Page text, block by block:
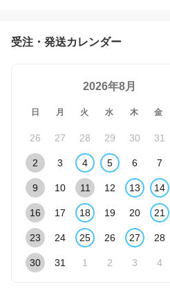
受注・発送カレンダー
2026年8月
日 月 火 水 木 金
26 27 28 29 30 31
2 3 4 5 6 7
9 10 11 12 13 14
16 17 18 19 20 21
23 24 25 26 27 28
30 31 1 2 3 4